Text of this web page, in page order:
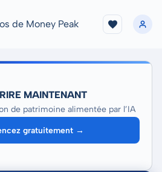
de Money Peak
MAINTENANT
de patrimoine alimentée par l’IA
gratuitement →